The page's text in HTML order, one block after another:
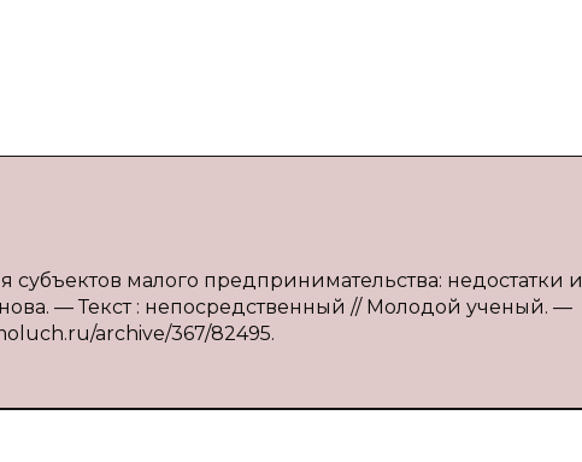
малого предпринимательства: недостатки и
— Текст : непосредственный // Молодой ученый. —
archive/367/82495.